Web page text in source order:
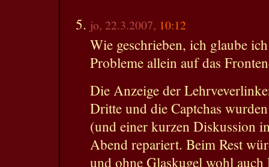
jo, 22.3.2007, 10:12
Wie geschrieben, ich glaube
Probleme allein auf das
Die Anzeige der
Dritte und die Captchas
(und einer kurzen Diskussion
Abend repariert. Beim Rest
und ohne Glaskugel wohl auch